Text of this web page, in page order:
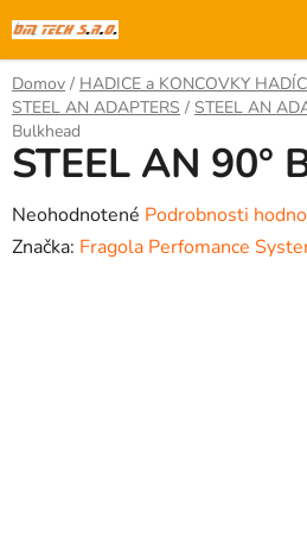
na
obsah
Domov / HADICE a KONCOVKY HADÍC
STEEL AN ADAPTERS / STEEL AN
Bulkhead
STEEL AN 90°
Priemerné
hodnotenie
Neohodnotené Podrobnosti
Značka: Fragola Perfomance